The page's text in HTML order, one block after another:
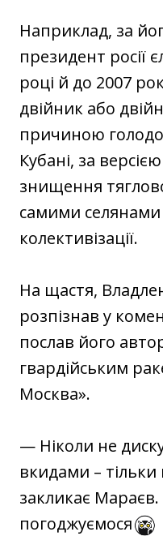
Наприклад, за
президент росії
році й до 2007
двійник або
причиною
Кубані, за
знищення
самими селянами
колективізації.
На щастя,
розпізнав у
послав його
гвардійським
Москва».
— Ніколи не
вкидами –
закликає
погоджуємося